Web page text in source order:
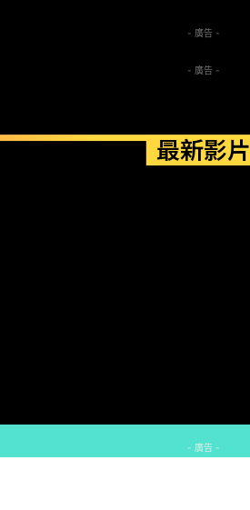
- 廣告 -
- 廣告 -
最新影片
- 廣告 -